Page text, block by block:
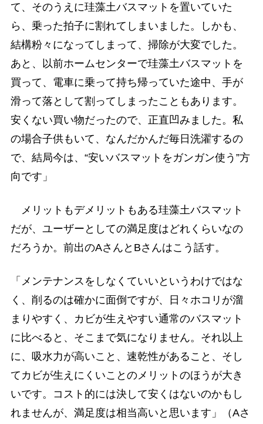
て、そのうえに珪藻土バスマットを置いていた
ら、乗った拍子に割れてしまいました。しかも、
結構粉々になってしまって、掃除が大変でした。
あと、以前ホームセンターで珪藻土バスマットを
買って、電車に乗って持ち帰っていた途中、手が
滑って落として割ってしまったこともあります。
安くない買い物だったので、正直凹みました。私
の場合子供もいて、なんだかんだ毎日洗濯するの
で、結局今は、“安いバスマットをガンガン使う”方
向です」
メリットもデメリットもある珪藻土バスマット
だが、ユーザーとしての満足度はどれくらいなの
だろうか。前出のAさんとBさんはこう話す。
「メンテナンスをしなくていいというわけではな
く、削るのは確かに面倒ですが、日々ホコリが溜
まりやすく、カビが生えやすい通常のバスマット
に比べると、そこまで気になりません。それ以上
に、吸水力が高いこと、速乾性があること、そし
てカビが生えにくいことのメリットのほうが大き
いです。コスト的には決して安くはないのかもし
れませんが、満足度は相当高いと思います」（Aさ